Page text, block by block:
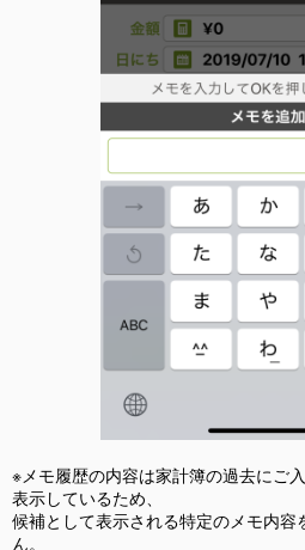
※メモ履歴の内容は家計簿の過去にご
表示しているため、
候補として表示される特定のメモ内
ん。